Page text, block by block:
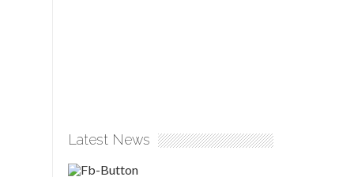
Latest News